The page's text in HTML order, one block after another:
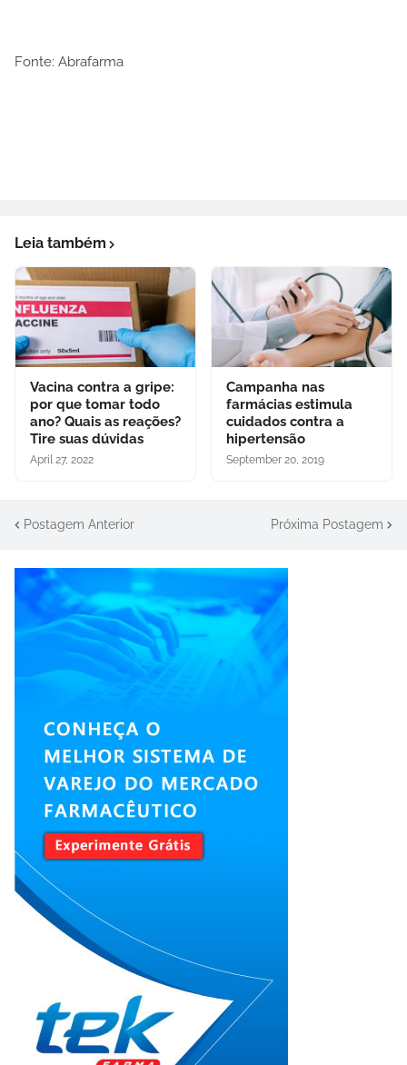
Fonte: Abrafarma
Leia também
Vacina contra a gripe:
por que tomar todo
ano? Quais as reações?
Tire suas dúvidas
April 27, 2022
Campanha nas
farmácias estimula
cuidados contra a
hipertensão
September 20, 2019
Postagem Anterior Próxima Postagem